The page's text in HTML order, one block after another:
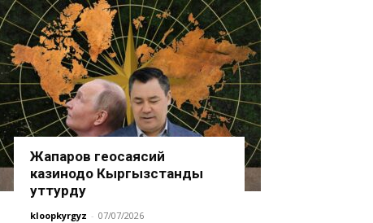
Жапаров геосаясий
казинодо Кыргызстанды
уттурду
kloopkyrgyz - 07/07/2026